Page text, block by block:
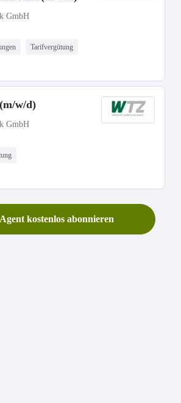
GmbH
Tarifvergütung
w/d)
GmbH
kostenlos abonnieren